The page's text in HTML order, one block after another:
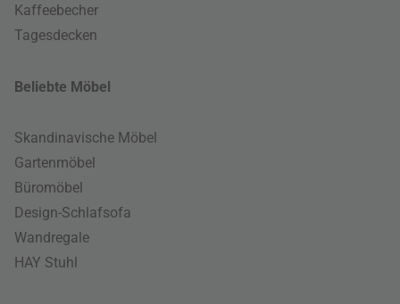
Kaffeebecher
Tagesdecken
Beliebte Möbel
Skandinavische Möbel
Gartenmöbel
Büromöbel
Design-Schlafsofa
Wandregale
HAY Stuhl